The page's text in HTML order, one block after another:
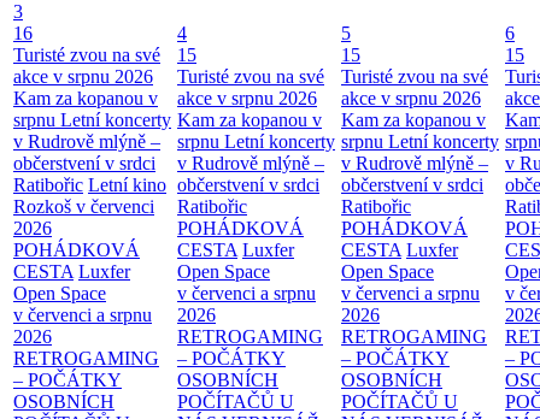
3
16
Turisté zvou na své
akce v srpnu 2026
Kam za kopanou v
srpnu Letní koncerty
v Rudrově mlýně –
občerstvení v srdci
Ratibořic Letní kino
Rozkoš v červenci
2026
POHÁDKOVÁ
CESTA Luxfer
Open Space
v červenci a srpnu
2026
RETROGAMING
– POČÁTKY
OSOBNÍCH
4
15
Turisté zvou na své
akce v srpnu 2026
Kam za kopanou v
srpnu Letní koncerty
v Rudrově mlýně –
občerstvení v srdci
Ratibořic
POHÁDKOVÁ
CESTA Luxfer
Open Space
v červenci a srpnu
2026
RETROGAMING
– POČÁTKY
OSOBNÍCH
POČÍTAČŮ U
5
15
Turisté zvou na své
akce v srpnu 2026
Kam za kopanou v
srpnu Letní koncerty
v Rudrově mlýně –
občerstvení v srdci
Ratibořic
POHÁDKOVÁ
CESTA Luxfer
Open Space
v červenci a srpnu
2026
RETROGAMING
– POČÁTKY
OSOBNÍCH
POČÍTAČŮ U
6
15
v
v
–